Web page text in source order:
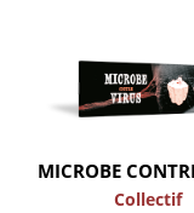
MICROBE
Collectif